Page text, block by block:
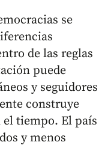
se
de las reglas
puede
y seguidores
construye
tiempo. El país
y menos